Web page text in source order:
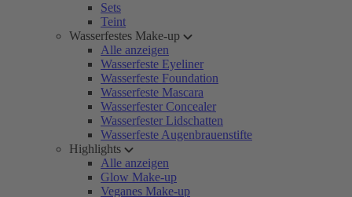
Sets
Teint
Wasserfestes Make-up
Alle anzeigen
Wasserfeste Eyeliner
Wasserfeste Foundation
Wasserfeste Mascara
Wasserfester Concealer
Wasserfester Lidschatten
Wasserfeste Augenbrauenstifte
Highlights
Alle anzeigen
Glow Make-up
Veganes Make-up